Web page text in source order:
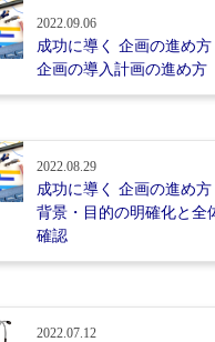
2022.09.06
成功に導く 企画の進め方
企画の導入計画の進め方
2022.08.29
成功に導く 企画の進め方
背景・目的の明確化と全
確認
2022.07.12